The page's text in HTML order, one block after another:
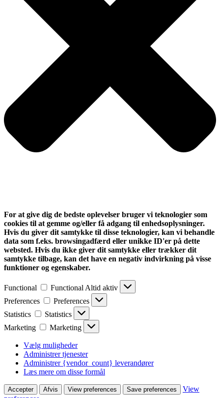
For at give dig de bedste oplevelser bruger vi teknologier som
cookies til at gemme og/eller få adgang til enhedsoplysninger.
Hvis du giver dit samtykke til disse teknologier, kan vi behandle
data som f.eks. browsingadfærd eller unikke ID'er på dette
websted. Hvis du ikke giver dit samtykke eller trækker dit
samtykke tilbage, kan det have en negativ indvirkning på visse
funktioner og egenskaber.
Functional Functional Altid aktiv
Preferences
Preferences
Statistics
Statistics
Marketing
Marketing
Vælg muligheder
Administrer tjenester
Administrer {vendor_count} leverandører
Læs mere om disse formål
Accepter Afvis View preferences Save preferences
View